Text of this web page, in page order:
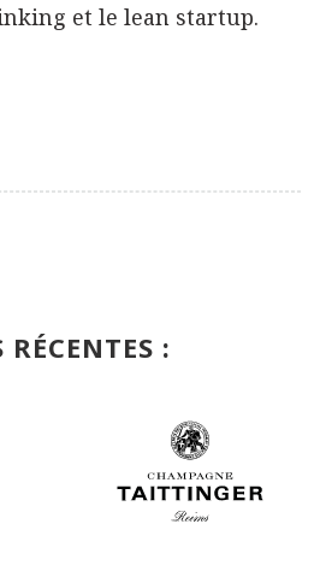
et le lean startup.
: